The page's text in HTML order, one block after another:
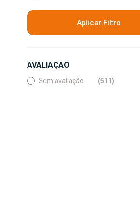
Aplicar Filtro
AVALIAÇÃO
Sem avaliação (511)